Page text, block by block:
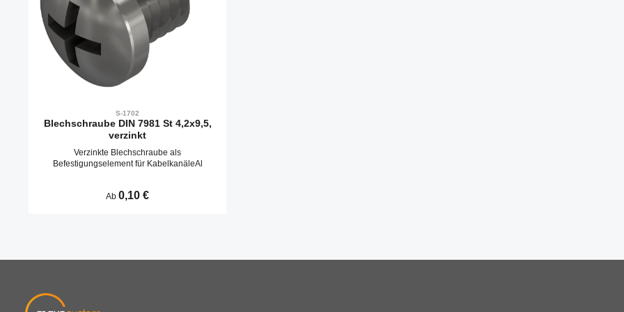
S-1702
Blechschraube DIN 7981 St 4,2x9,5,
verzinkt
Verzinkte Blechschraube als
Befestigungselement für KabelkanäleAl
Regulärer Preis:
Ab 0,10 €